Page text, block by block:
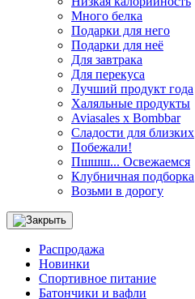
Много белка
Подарки для него
Подарки для неё
Для завтрака
Для перекуса
Лучший продукт года
Халяльные продукты
Aviasales x Bombbar
Сладости для близких
Побежали!
Пшшш... Освежаемся
Клубничная подборка
Возьми в дорогу
Распродажа
Новинки
Спортивное питание
Батончики и вафли